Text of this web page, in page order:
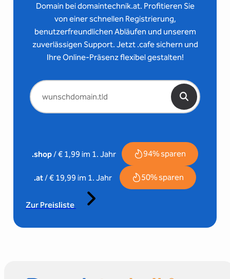
Domain bei domaintechnik.at. Profitieren Sie
von einer schnellen Registrierung,
benutzerfreundlichen Abläufen und unserem
zuverlässigen Support. Jetzt .cafe sichern und
Ihre Online-Präsenz flexibel gestalten!
.shop/ € 1,99 im 1. Jahr 94% sparen
.at/ € 19,99 im 1. Jahr 50% sparen
Zur Preisliste